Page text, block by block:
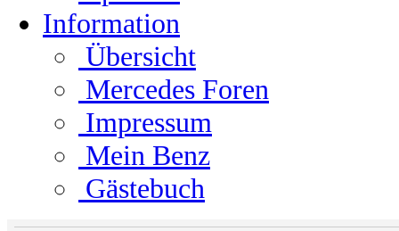
Information
Übersicht
Mercedes Foren
Impressum
Mein Benz
Gästebuch